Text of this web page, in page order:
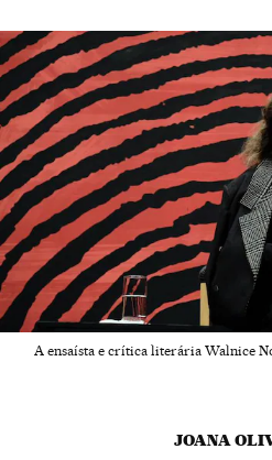
A ensaísta e crítica literária Walnice
JOANA